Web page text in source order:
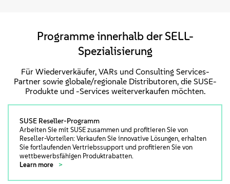
Programme innerhalb der SELL-
Spezialisierung
Für Wiederverkäufer, VARs und Consulting Services-
Partner sowie globale/regionale Distributoren, die SUSE-
Produkte und -Services weiterverkaufen möchten.
SUSE Reseller-Programm
Arbeiten Sie mit SUSE zusammen und profitieren Sie von
Reseller-Vorteilen: Verkaufen Sie innovative Lösungen, erhalten
Sie fortlaufenden Vertriebssupport und profitieren Sie von
wettbewerbsfähigen Produktrabatten.
Learn more